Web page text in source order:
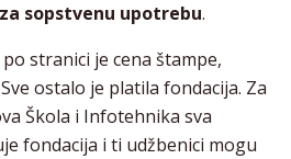
sopstvenu upotrebu.
stranici je cena štampe,
ostalo je platila fondacija. Za
Škola i Infotehnika sva
fondacija i ti udžbenici mogu